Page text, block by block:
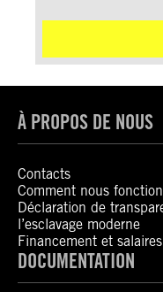
À PROPOS DE NOUS
Contacts
Comment nous
Déclaration de
l’esclavage moderne
Financement et salaires
DOCUMENTATION